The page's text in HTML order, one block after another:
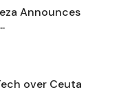
Announces
over Ceuta